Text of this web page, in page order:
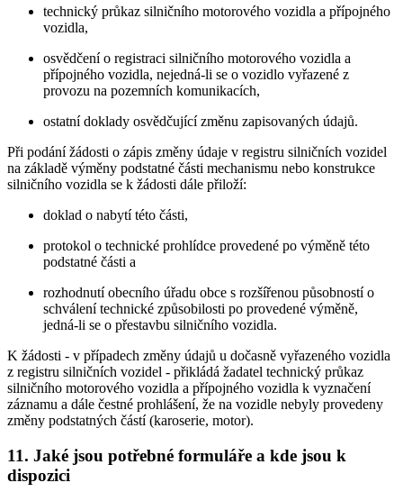
technický průkaz silničního motorového vozidla a přípojného
vozidla,
osvědčení o registraci silničního motorového vozidla a
přípojného vozidla, nejedná-li se o vozidlo vyřazené z
provozu na pozemních komunikacích,
ostatní doklady osvědčující změnu zapisovaných údajů.
Při podání žádosti o zápis změny údaje v registru silničních vozidel
na základě výměny podstatné části mechanismu nebo konstrukce
silničního vozidla se k žádosti dále přiloží:
doklad o nabytí této části,
protokol o technické prohlídce provedené po výměně této
podstatné části a
rozhodnutí obecního úřadu obce s rozšířenou působností o
schválení technické způsobilosti po provedené výměně,
jedná-li se o přestavbu silničního vozidla.
K žádosti - v případech změny údajů u dočasně vyřazeného vozidla
z registru silničních vozidel - přikládá žadatel technický průkaz
silničního motorového vozidla a přípojného vozidla k vyznačení
záznamu a dále čestné prohlášení, že na vozidle nebyly provedeny
změny podstatných částí (karoserie, motor).
11. Jaké jsou potřebné formuláře a kde jsou k
dispozici